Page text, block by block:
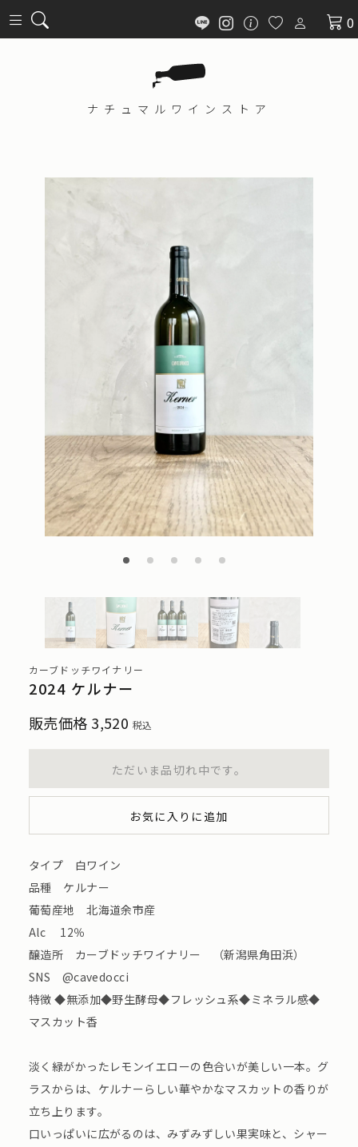
0
ナチュマル ワインストア
カーブドッチワイナリー
2024 ケルナー
販売価格 3,520 税込
ただいま品切れ中です。
お気に入りに追加
タイプ 白ワイン
品種 ケルナー
葡萄産地 北海道余市産
Alc 12％
醸造所 カーブドッチワイナリー （新潟県角田浜）
SNS @cavedocci
特徴 ◆無添加◆野生酵母◆フレッシュ系◆ミネラル感◆
マスカット香
淡く緑がかったレモンイエローの色合いが美しい一本。グ
ラスからは、ケルナーらしい華やかなマスカットの香りが
立ち上ります。
口いっぱいに広がるのは、みずみずしい果実味と、シャー